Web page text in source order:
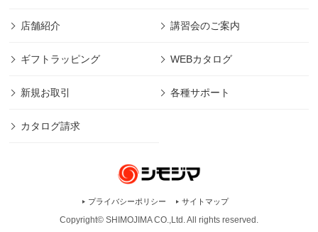
店舗紹介 講習会のご案内
ギフトラッピング WEBカタログ
新規お取引 各種サポート
カタログ請求
プライバシーポリシー サイトマップ
Copyright© SHIMOJIMA CO.,Ltd. All rights reserved.